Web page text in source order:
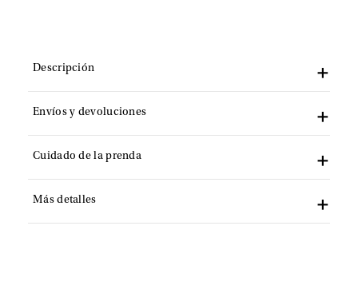
Descripción
Envíos y devoluciones
Cuidado de la prenda
Más detalles